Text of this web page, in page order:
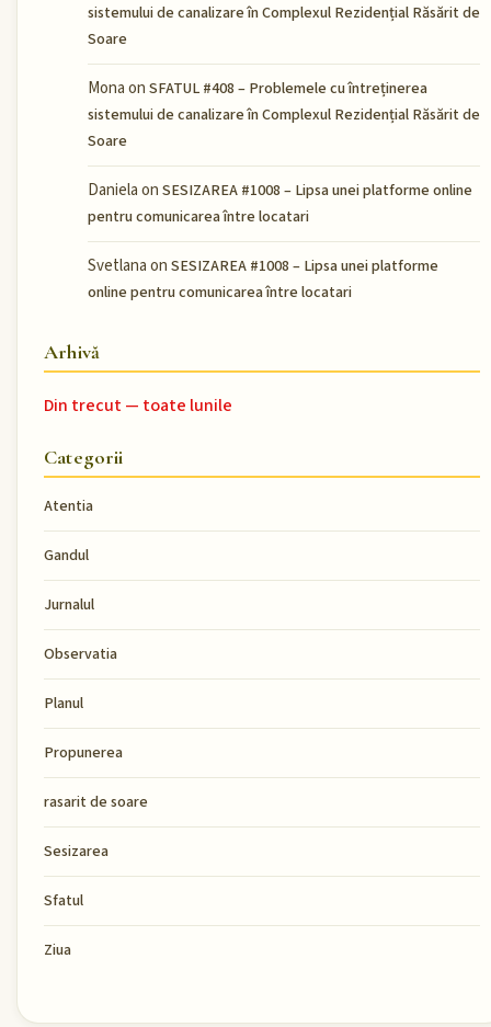
sistemului de canalizare în Complexul Rezidențial Răsărit de
Soare
Monaon SFATUL #408 – Problemele cu întreținerea
sistemului de canalizare în Complexul Rezidențial Răsărit de
Soare
Danielaon SESIZAREA #1008 – Lipsa unei platforme online
pentru comunicarea între locatari
Svetlanaon SESIZAREA #1008 – Lipsa unei platforme
online pentru comunicarea între locatari
Arhivă
Din trecut — toate lunile
Categorii
Atentia
Gandul
Jurnalul
Observatia
Planul
Propunerea
rasarit de soare
Sesizarea
Sfatul
Ziua